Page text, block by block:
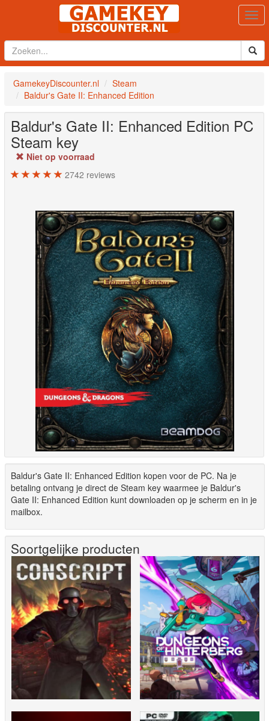
GamekeyDiscounter.nl
Steam
Baldur's Gate II: Enhanced Edition
Baldur's Gate II: Enhanced Edition PC
Steam key
Niet op voorraad
2742 reviews
Baldur's Gate II: Enhanced Edition kopen voor de PC. Na je
betaling ontvang je direct de Steam key waarmee je Baldur's
Gate II: Enhanced Edition kunt downloaden op je scherm en in je
mailbox.
Soortgelijke producten